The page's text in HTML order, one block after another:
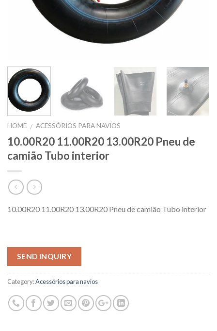
HOME / ACESSÓRIOS PARA NAVIOS
10.00R20 11.00R20 13.00R20 Pneu de
camião Tubo interior
10.00R20 11.00R20 13.00R20 Pneu de camião Tubo interior
SEND INQUIRY
Category:Acessórios para navios